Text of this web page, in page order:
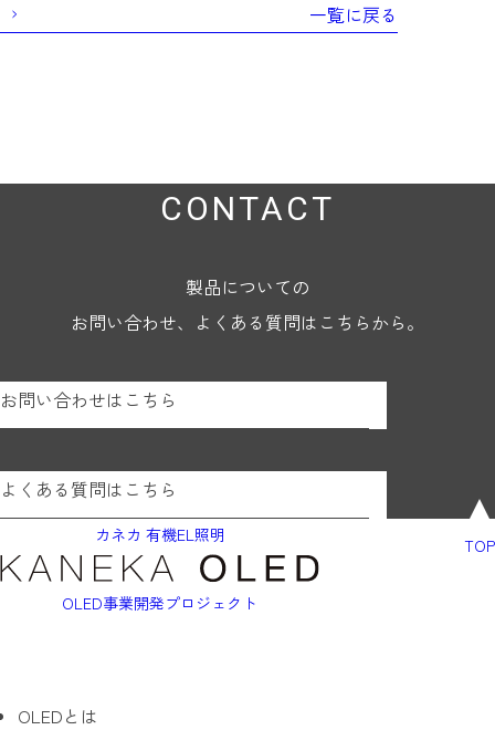
一覧に戻る
CONTACT
製品についての
お問い合わせ、よくある質問はこちらから。
お問い合わせはこちら
よくある質問はこちら
TOP
カネカ 有機EL照明
OLED事業開発プロジェクト
OLEDとは